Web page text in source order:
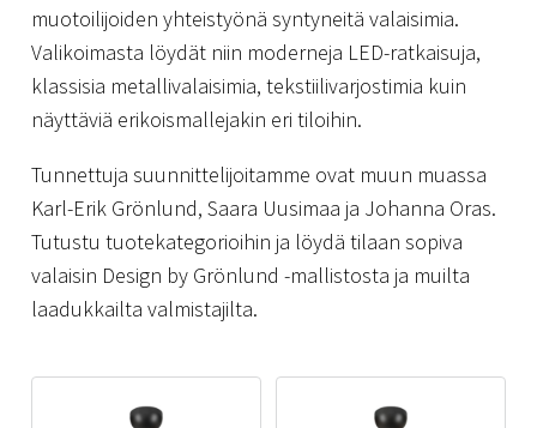
muotoilijoiden yhteistyönä syntyneitä valaisimia.
Valikoimasta löydät niin moderneja LED-ratkaisuja,
klassisia metallivalaisimia, tekstiilivarjostimia kuin
näyttäviä erikoismallejakin eri tiloihin.
Tunnettuja suunnittelijoitamme ovat muun muassa
Karl-Erik Grönlund, Saara Uusimaa ja Johanna Oras.
Tutustu tuotekategorioihin ja löydä tilaan sopiva
valaisin Design by Grönlund -mallistosta ja muilta
laadukkailta valmistajilta.